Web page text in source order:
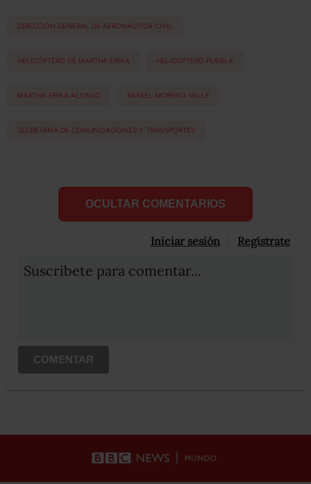
DIRECCIÓN GENERAL DE AERONÁUTICA CIVIL
HELICÓPTERO DE MARTHA ERIKA HELICOPTERO PUEBLA
MARTHA ERIKA ALONSO RAFAEL MORENO VALLE
SECRETARÍA DE COMUNICACIONES Y TRANSPORTES
OCULTAR COMENTARIOS
Iniciar sesión Registrate
Suscribete para comentar...
COMENTAR